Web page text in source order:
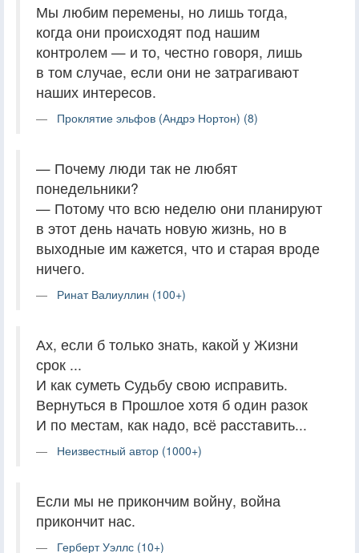
Мы любим перемены, но лишь тогда,
когда они происходят под нашим
контролем — и то, честно говоря, лишь
в том случае, если они не затрагивают
наших интересов.
Проклятие эльфов (Андрэ Нортон) (8)
— Почему люди так не любят
понедельники?
— Потому что всю неделю они планируют
в этот день начать новую жизнь, но в
выходные им кажется, что и старая вроде
ничего.
Ринат Валиуллин (100+)
Ах, если б только знать, какой у Жизни
срок ...
И как суметь Судьбу свою исправить.
Вернуться в Прошлое хотя б один разок
И по местам, как надо, всё расставить...
Неизвестный автор (1000+)
Если мы не прикончим войну, война
прикончит нас.
Герберт Уэллс (10+)